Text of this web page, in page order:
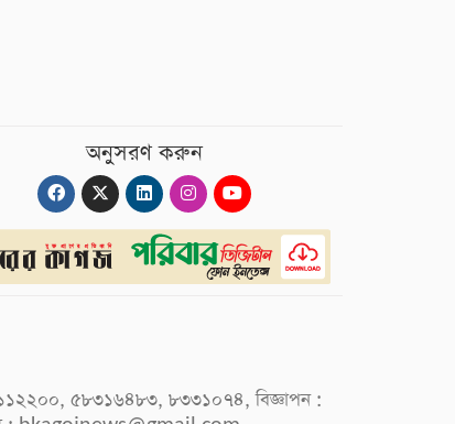
অনুসরণ করুন
৫৮৩১৬৪৮৩, ৮৩৩১০৭৪, বিজ্ঞাপন :